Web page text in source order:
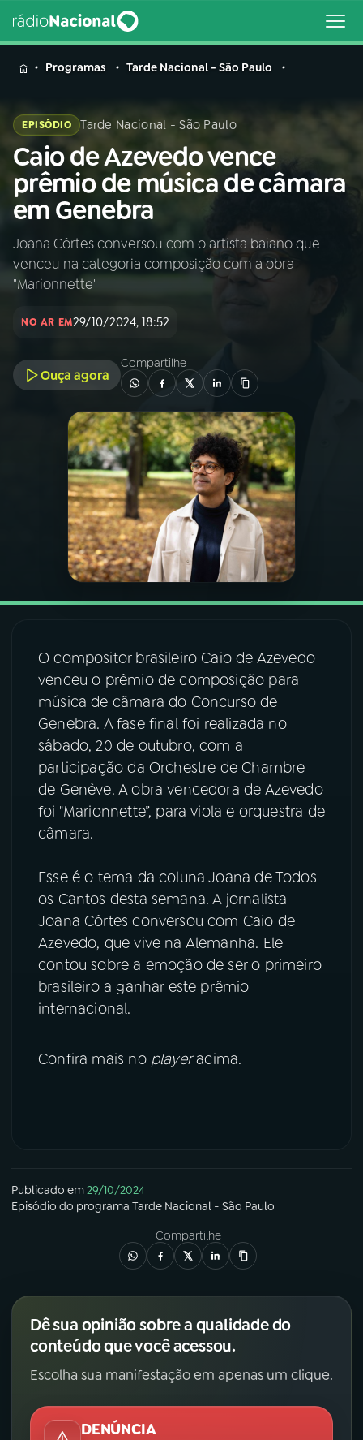
MENU
Buscar
na
Rádio
Nacional
Buscar
AO VIVO
PROGRAMAS
PODCASTS
VIDEOCASTS
FESTIVAL DE MÚSICA
ACOMPANHE A RÁDIO NACIONAL
Instagram X
TikTok
Programas Tarde Nacional - São Paulo
EPISÓDIO Tarde Nacional - São Paulo
Caio de Azevedo vence
prêmio de música de câmara
em Genebra
Joana Côrtes conversou com o artista baiano que
venceu na categoria composição com a obra
"Marionnette"
NO AR EM29/10/2024, 18:52
Ouça agora
Compartilhe
O compositor brasileiro Caio de Azevedo
venceu o prêmio de composição para
música de câmara do Concurso de
Genebra. A fase final foi realizada no
sábado, 20 de outubro, com a
participação da Orchestre de Chambre
de Genève. A obra vencedora de Azevedo
foi "Marionnette”, para viola e orquestra de
câmara.
Esse é o tema da coluna Joana de Todos
os Cantos desta semana. A jornalista
Joana Côrtes conversou com Caio de
Azevedo, que vive na Alemanha. Ele
contou sobre a emoção de ser o primeiro
brasileiro a ganhar este prêmio
internacional.
Confira mais noplayeracima.
Publicado em29/10/2024
Episódio do programa Tarde Nacional - São Paulo
Compartilhe
Dê sua opinião sobre a qualidade do
conteúdo que você acessou.
Escolha sua manifestação em apenas um clique.
DENÚNCIA